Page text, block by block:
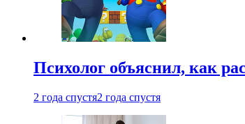
Психолог объяснил, как
2 года спустя2 года спустя